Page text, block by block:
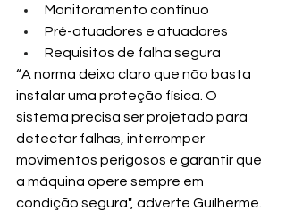
Monitoramento contínuo
Pré-atuadores e atuadores
Requisitos de falha segura
“A norma deixa claro que não basta
instalar uma proteção física. O
sistema precisa ser projetado para
detectar falhas, interromper
movimentos perigosos e garantir que
a máquina opere sempre em
condição segura", adverte Guilherme.